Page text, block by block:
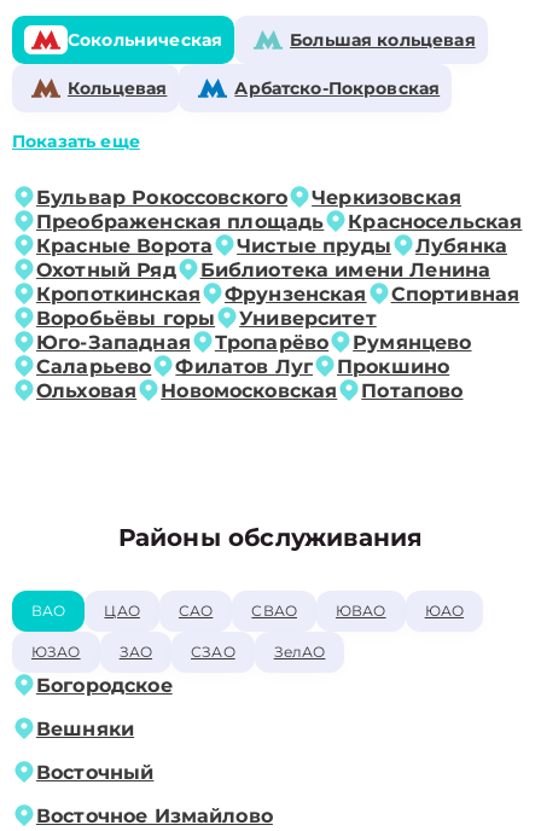
Сокольническая Большая кольцевая
Кольцевая Арбатско-Покровская
Показать еще
Бульвар Рокоссовского
Черкизовская
Преображенская площадь
Красносельская
Красные Ворота
Чистые пруды
Лубянка
Охотный Ряд
Библиотека имени Ленина
Кропоткинская
Фрунзенская
Спортивная
Воробьёвы горы
Университет
Юго-Западная
Тропарёво
Румянцево
Саларьево
Филатов Луг
Прокшино
Ольховая
Новомосковская Потапово
Районы обслуживания
ВАО ЦАО САО СВАО ЮВАО ЮАО
ЮЗАО ЗАО СЗАО ЗелАО
Богородское
Вешняки
Восточный
Восточное Измайлово